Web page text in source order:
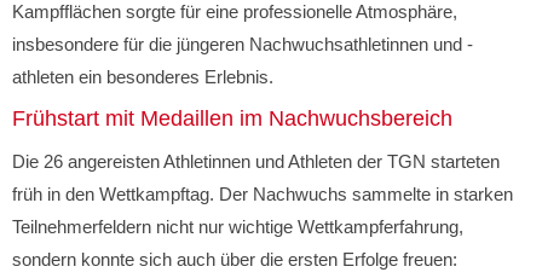
Kampfflächen sorgte für eine professionelle Atmosphäre,
insbesondere für die jüngeren Nachwuchsathletinnen und -
athleten ein besonderes Erlebnis.
Frühstart mit Medaillen im Nachwuchsbereich
Die 26 angereisten Athletinnen und Athleten der TGN starteten
früh in den Wettkampftag. Der Nachwuchs sammelte in starken
Teilnehmerfeldern nicht nur wichtige Wettkampferfahrung,
sondern konnte sich auch über die ersten Erfolge freuen: